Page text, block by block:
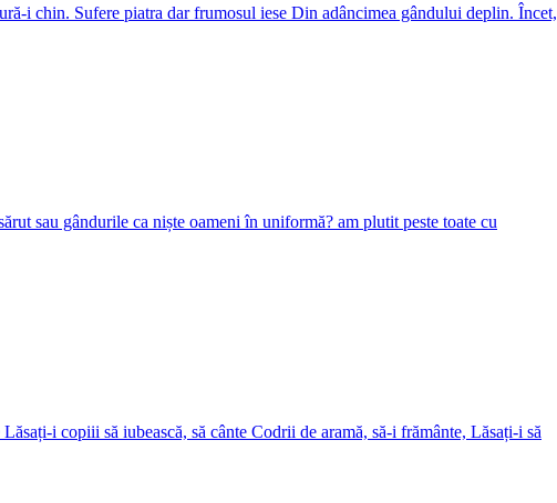
i chin. Sufere piatra dar frumosul iese Din adâncimea gândului deplin. Încet,
sau gândurile ca niște oameni în uniformă? am plutit peste toate cu
i copiii să iubească, să cânte Codrii de aramă, să-i frământe, Lăsați-i să